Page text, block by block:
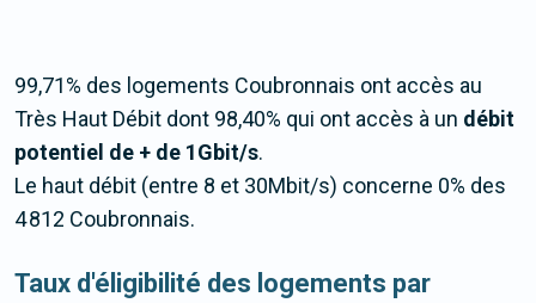
99,71% des logements Coubronnais ont accès au
Très Haut Débit dont 98,40% qui ont accès à un débit
potentiel de + de 1Gbit/s.
Le haut débit (entre 8 et 30Mbit/s) concerne 0% des
4 812 Coubronnais.
Taux d'éligibilité des logements par